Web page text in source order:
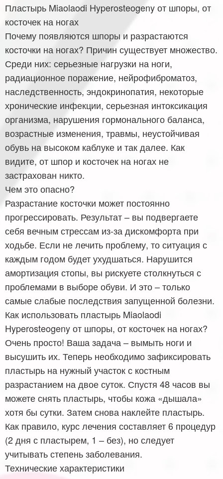
Пластырь Miaolaodi Hyperosteogeny от шпоры, от
косточек на ногах
Почему появляются шпоры и разрастаются
косточки на ногах? Причин существует множество.
Среди них: серьезные нагрузки на ноги,
радиационное поражение, нейрофиброматоз,
наследственность, эндокринопатия, некоторые
хронические инфекции, серьезная интоксикация
организма, нарушения гормонального баланса,
возрастные изменения, травмы, неустойчивая
обувь на высоком каблуке и так далее. Как
видите, от шпор и косточек на ногах не
застрахован никто.
Чем это опасно?
Разрастание косточки может постоянно
прогрессировать. Результат – вы подвергаете
себя вечным стрессам из-за дискомфорта при
ходьбе. Если не лечить проблему, то ситуация с
каждым годом будет ухудшаться. Нарушится
амортизация стопы, вы рискуете столкнуться с
проблемами в выборе обуви. И это – только
самые слабые последствия запущенной болезни.
Как использовать пластырь Miaolaodi
Hyperosteogeny от шпоры, от косточек на ногах?
Очень просто! Ваша задача – вымыть ноги и
высушить их. Теперь необходимо зафиксировать
пластырь на нужный участок с костным
разрастанием на двое суток. Спустя 48 часов вы
можете снять пластырь, чтобы кожа «дышала»
хотя бы сутки. Затем снова наклейте пластырь.
Как правило, курс лечения составляет 6 процедур
(2 дня с пластырем, 1 – без), но следует
учитывать степень заболевания.
Технические характеристики